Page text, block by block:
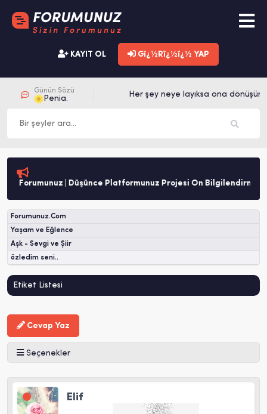
KAYIT OL Gï¿½Rï¿½ï¿½ YAP
Günün Sözü
Penia.
Her şey neye layıksa ona dönüşür.
Forumunuz | Düşünce Platformunuz Projesi Ön Bilgilendirme
Forumunuz.Com
Yaşam ve Eğlence
Aşk - Sevgi ve Şiir
özledim seni..
Etiket Listesi
Cevap Yaz
Seçenekler
Elif